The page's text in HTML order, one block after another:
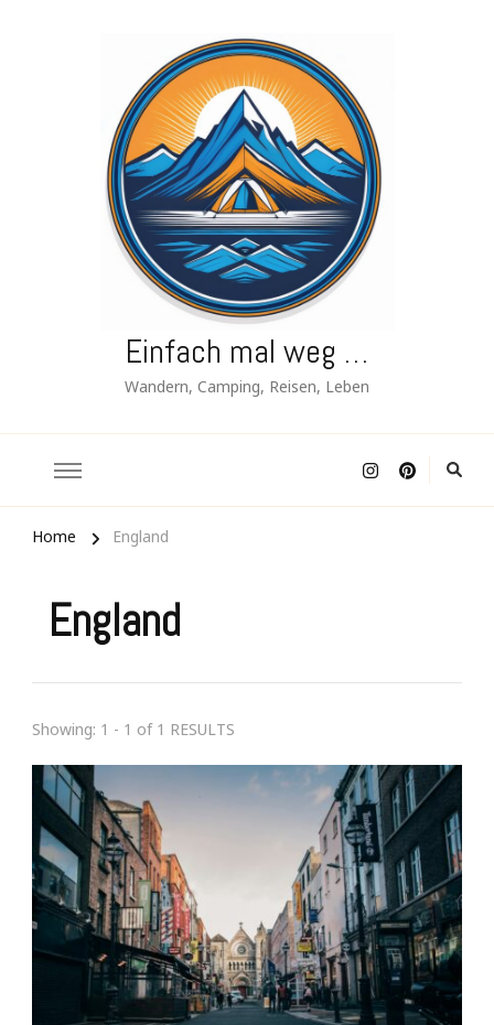
Einfach mal weg …
Wandern, Camping, Reisen, Leben
Home England
England
Showing: 1 - 1 of 1 RESULTS